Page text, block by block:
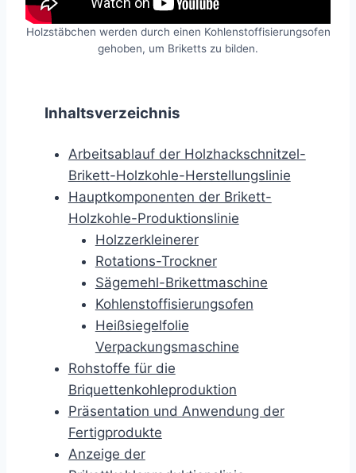
Holzstäbchen werden durch einen Kohlenstoffisierungsofen
gehoben, um Briketts zu bilden.
Inhaltsverzeichnis
Arbeitsablauf der Holzhackschnitzel-
Brikett-Holzkohle-Herstellungslinie
Hauptkomponenten der Brikett-
Holzkohle-Produktionslinie
Holzzerkleinerer
Rotations-Trockner
Sägemehl-Brikettmaschine
Kohlenstoffisierungsofen
Heißsiegelfolie
Verpackungsmaschine
Rohstoffe für die
Briquettenkohleproduktion
Präsentation und Anwendung der
Fertigprodukte
Anzeige der